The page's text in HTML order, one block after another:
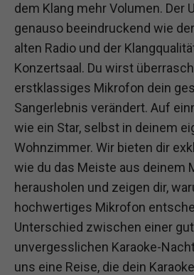
dem Klang mehr Volumen. Der
genauso beeindruckend wie
alten Radio und der
Konzertsaal. Du wirst
erstklassiges Mikrofon dein
Sangerlebnis verändert. Auf
wie ein Star, selbst in deinem
Wohnzimmer. Wir bieten dir
wie du das Meiste aus deinem
herausholen und zeigen dir,
hochwertiges Mikrofon
Unterschied zwischen einer
unvergesslichen Karaoke-
uns eine Reise, die dein